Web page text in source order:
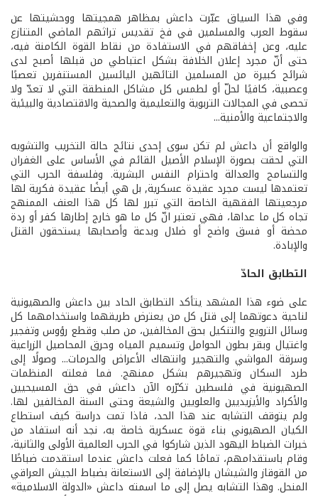
وفي هذا السياق عبّرت داعش بمظاهر همجيتها ووحشيتها عن
سقوط العرب والمسلمين في فخ تقديس تراثهم الماضي المتنازع
عليه، وعن إخفاقهم في الاستفادة من نقاط القوة الكامنة فيه،
حتى أنّ مجرد إعلان الخلافة بشكل اعتباطي من قبلها أصبح لدى
شرائح كبيرة من المسلمين التائهين اليائسين المستنفرين تعصبًا
وعصبية، كافيًا لحلّ أو لطمس كل مشاكل المنطقة التي لا تعدّ ولا
تحصى في المجالات التربوية والتعليمية والصحية والاقتصادية والبيئية
والاجتماعية والأمنية...
والواقع أن داعش لم تكن سوى إحدى نتائج حالة التخريب والتشويه
التي لحقت بصورة الإسلام الأصيل القائم في الأساس على الغفران
والتسامح والعدالة واحترام النفس البشرية. وفلسفة الحرب التي
تعتمدها ليست مجرد عقيدة عسكرية, بل هي أيضًا عقيدة فكرية لها
مرجعيتها الفقهية الخاصة التي تبرر لها كل هذا العنف الممنهج
تجاه كل ما عداها، فهي تعتبر انّ كل ما هو خارج إطارها كفر أو ردة
محضة أو فسق واضح أو ضلال وبدعة وأصحابها يستحقون القتل
والإبادة.
التطابق الحادّ
على ضوء هذا المشهد يتأكد التطابق الحاد بين داعش والصهيونية
لناحية دعوتهما إلى قتل كل من يعترض طريقهما واستخدامهما كل
وسائل الترويع والتنكيل بحق المخالفين، من صلب وقطع رؤوس وتفجير
واغتيال وبقر بطون الحوامل وتسميم المياه وحرق المحاصيل الزراعية
وسرقة المواشي والتهجير وانتهاك الأعراض والحرمات... وصولًا إلى
طرد السكان وتهجيرهم بشكل ممنهج. فما فعلته المنظمات
الصهيونية في فلسطين تكرّره الآن داعش في حق المسيحيين
والأكراد والأيزيديين والعلويين والشيعة وحتى السنة المخالفين لها.
ولم يتوقف التشابه عند هذا الحد، فاذا تمت دراسة كيف استطاع
الكيان الصهيوني بناء قوة عسكرية خاصة به، نجد أنه استفاد من
خبرات الضباط اليهود الذين شاركوا في الحرب العالمية الأولى والثانية،
وقام باستقدامهم، تمامًا كما فعلت داعش عندما استقدمت ضباطًا
من القوقاز والشيشان بالإضافة إلى الاستعانة بضباط الجيش العراقي
المنحل. وهذا التشابه يصل إلى ما اسمته داعش «الدولة الاسلامية»